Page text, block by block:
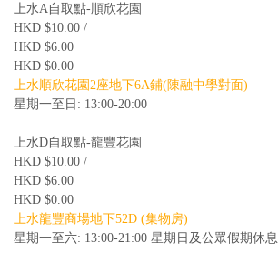
上水A自取點-順欣花園
HKD $10.00 /
HKD $6.00
HKD $0.00
上水順欣花園2座地下6A鋪(陳融中學對面)
星期一至日: 13:00-20:00
上水D自取點-龍豐花園
HKD $10.00 /
HKD $6.00
HKD $0.00
上水龍豐商場地下52D (集物房)
星期一至六: 13:00-21:00 星期日及公眾假期休息